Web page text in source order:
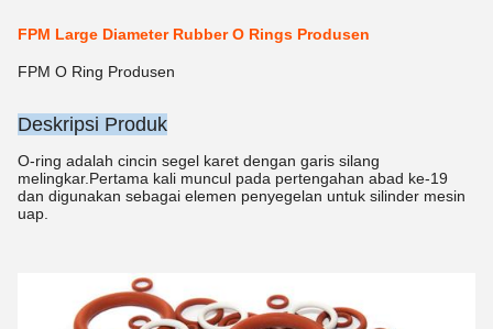
FPM Large Diameter Rubber O Rings Produsen
FPM O Ring Produsen
Deskripsi Produk
O-ring adalah cincin segel karet dengan garis silang
melingkar.Pertama kali muncul pada pertengahan abad ke-19
dan digunakan sebagai elemen penyegelan untuk silinder mesin
uap.